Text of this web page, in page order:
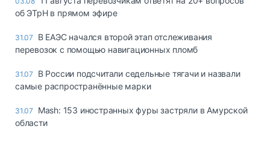
об ЭТрН в прямом эфире
31.07
В ЕАЭС начался второй этап отслеживания
перевозок с помощью навигационных пломб
31.07
В России подсчитали седельные тягачи и назвали
самые распространённые марки
31.07
Mash: 153 иностранных фуры застряли в Амурской
области